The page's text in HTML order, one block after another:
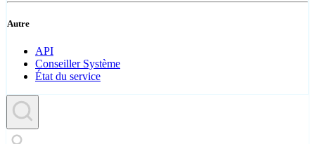
Autre
API
Conseiller Système
État du service